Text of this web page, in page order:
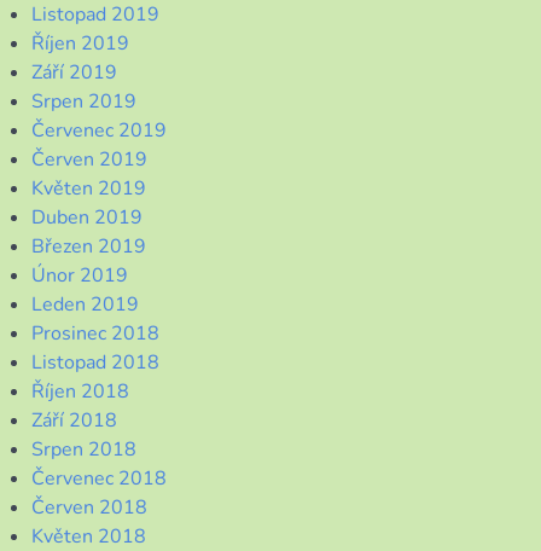
Listopad 2019
Říjen 2019
Září 2019
Srpen 2019
Červenec 2019
Červen 2019
Květen 2019
Duben 2019
Březen 2019
Únor 2019
Leden 2019
Prosinec 2018
Listopad 2018
Říjen 2018
Září 2018
Srpen 2018
Červenec 2018
Červen 2018
Květen 2018